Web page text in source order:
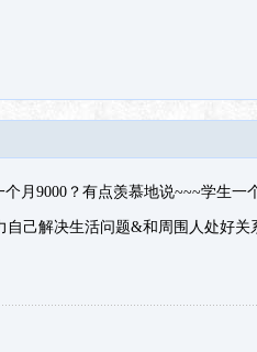
月9000？有点羡慕地说~~~学生一
自己解决生活问题&和周围人处好关